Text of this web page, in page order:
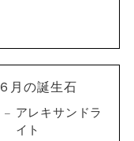
６月の誕生石
アレキサンドラ
イト